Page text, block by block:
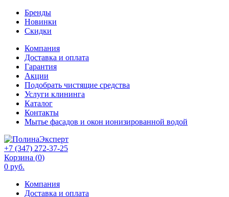
Бренды
Новинки
Скидки
Компания
Доставка и оплата
Гарантия
Акции
Подобрать чистящие средства
Услуги клининга
Каталог
Контакты
Мытье фасадов и окон ионизированной водой
+7 (347) 272-37-25
Корзина (0)
0 руб.
Компания
Доставка и оплата